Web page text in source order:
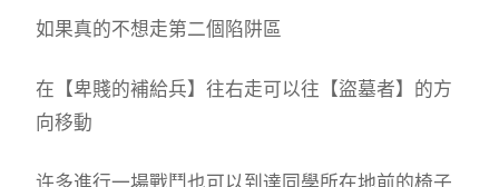
如果真的不想走第二個陷阱區
在【卑賤的補給兵】往右走可以往【盜墓者】的方
向移動